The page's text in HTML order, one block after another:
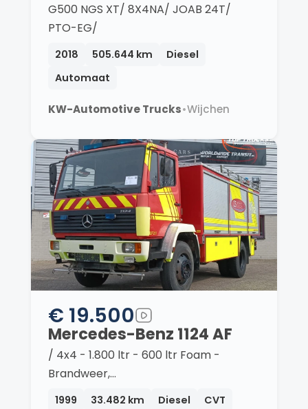
G500 NGS XT/ 8X4NA/ JOAB 24T/
PTO-EG/
2018 505.644 km
Diesel
Automaat
KW-Automotive Trucks•Wijchen
Mercedes-Benz 1124 AF
€ 19.500
/ 4x4 - 1.800 ltr - 600 ltr Foam -
Brandweer,…
1999 33.482 km Diesel CVT